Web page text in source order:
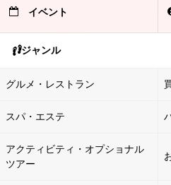
イベント
ジャンル
グルメ・レストラン
スパ・エステ
アクティビティ・オプショナル
ツアー